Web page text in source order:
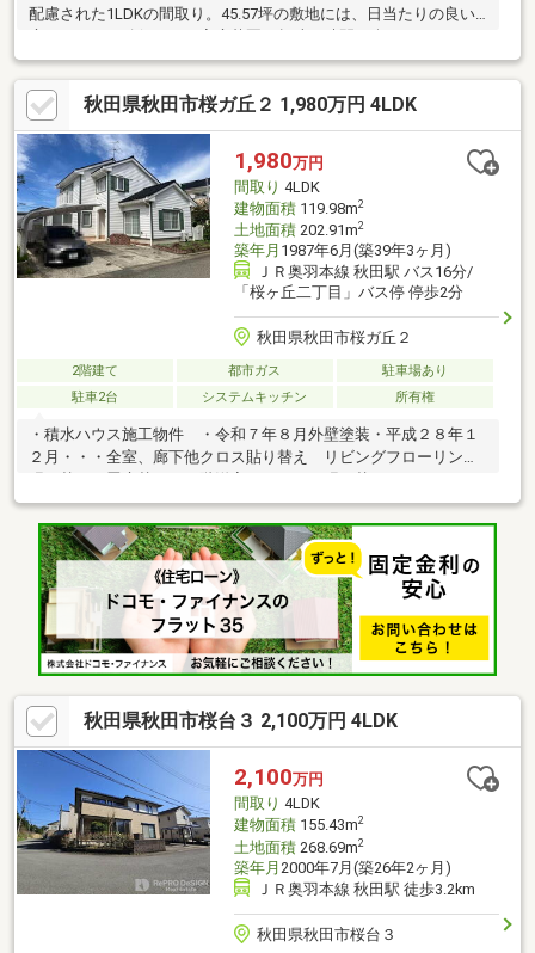
配慮された1LDKの間取り。45.57坪の敷地には、日当たりの良い
ール電化仕様で家計にもやさしく、将来を見据えた安心の住ま
い。お一人暮らしやご夫婦二人の新生活、セカンドライフにもお
すすめの一邸です。
秋田県秋田市桜ガ丘２ 1,980万円 4LDK
1,980万円
間取り 4LDK
建物面積119.98m2
土地面積202.91m2
築年月 1987年6月(築39年3ヶ月)
ＪＲ奥羽本線 秋田駅 バス16分/
「桜ヶ丘二丁目」バス停 停歩2分
秋田県秋田市桜ガ丘２
2階建て 都市ガス
駐車場あり
駐車2台
システムキッチン 所有権
・積水ハウス施工物件 ・令和７年８月外壁塗装・平成２８年１
２月・・・全室、廊下他クロス貼り替え リビングフローリング
ン、バスルーム、洗面化粧台交換、石油給湯器交換。・別宅使用
のため生活感が少ない物件となります。
秋田県秋田市桜台３ 2,100万円 4LDK
2,100万円
間取り 4LDK
建物面積155.43m2
土地面積268.69m2
築年月 2000年7月(築26年2ヶ月)
ＪＲ奥羽本線 秋田駅 徒歩3.2km
秋田県秋田市桜台３